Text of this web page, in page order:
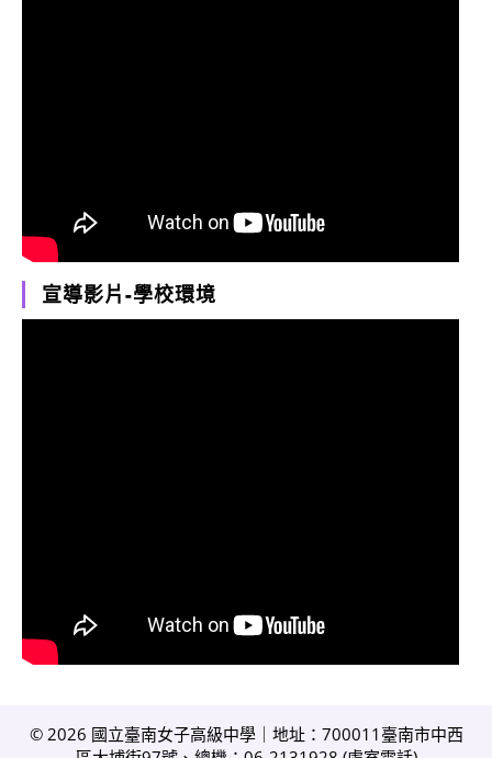
宣導影片-學校環境
© 2026 國立臺南女子高級中學｜地址：700011臺南市中西